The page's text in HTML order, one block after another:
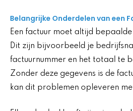
Belangrijke Onderdelen van een
Een factuur moet altijd
Dit zijn bijvoorbeeld je
factuurnummer en het totaal te
Zonder deze gegevens is de
kan dit problemen opleveren